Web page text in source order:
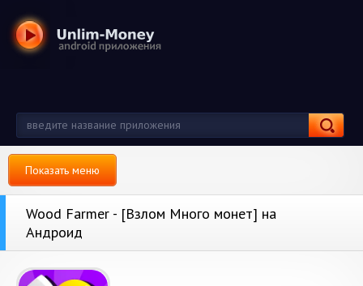
Показать меню
Wood Farmer - [Взлом Много монет] на
Андроид